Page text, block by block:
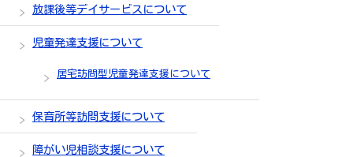
放課後等デイサービスについて
児童発達支援について
居宅訪問型児童発達支援について
保育所等訪問支援について
障がい児相談支援について